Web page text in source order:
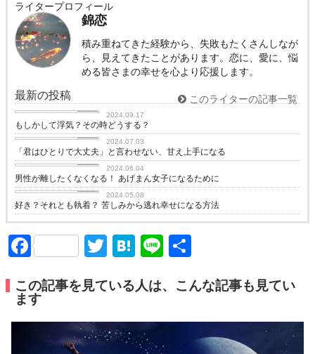
ライタープロフィール
錦恋
積み重ねてきた経験から、失敗もたくさんしなが
ら、見えてきたことがあります。恋に、愛に、悩
める皆さまの幸せを心より応援します。
最新の投稿 このライターの記事一覧
2024.09.17
もしかして浮気？その時どうする？
love
2024.07.03
「君はひとりで大丈夫」と言わせない、甘え上手になる
love
2024.06.04
男性が離したくなくなる！ あげまん女子になるために
love
2024.05.08
好き？それとも執着？ 苦しみから逃れ幸せになる方法
FacebookTwitter
Hatena
Line
この記事を見ている人は、こんな記事も見てい
ます